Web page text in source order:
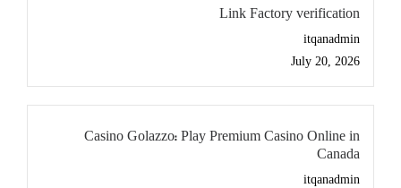
Link Factory verification
itqanadmin
July 20, 2026
Casino Golazzo: Play Premium Casino Online in
Canada
itqanadmin